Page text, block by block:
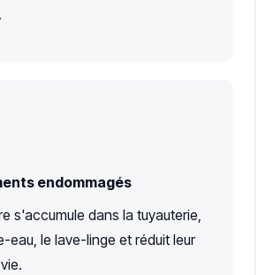
endommagés
s'accumule dans la tuyauterie,
eau, le lave-linge et réduit leur